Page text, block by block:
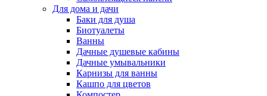
Для дома и дачи
Баки для душа
Биотуалеты
Ванны
Дачные душевые кабины
Дачные умывальники
Карнизы для ванны
Кашпо для цветов